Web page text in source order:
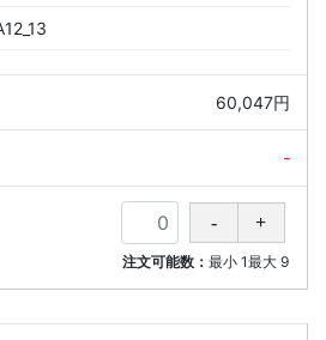
60,047円
-
注文可能数：最小 1最大 9